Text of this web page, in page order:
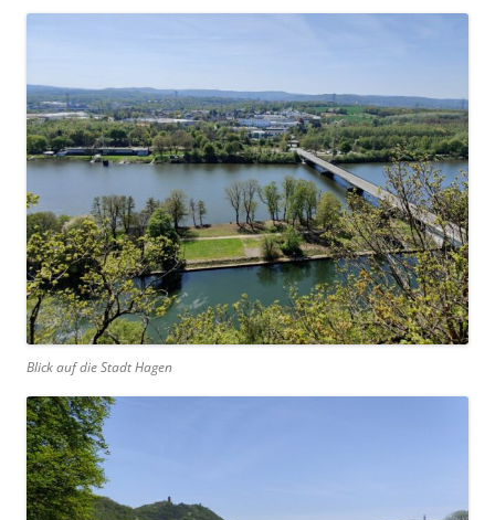
Blick auf die Stadt Hagen